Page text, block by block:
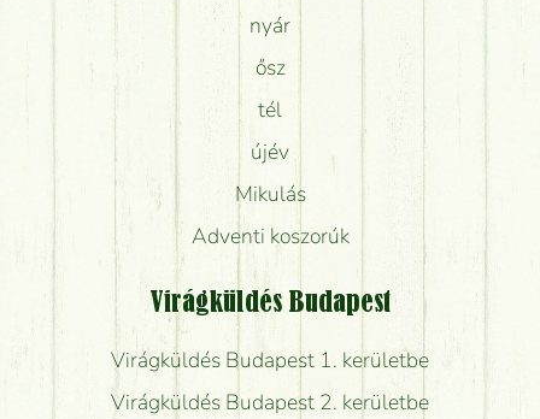
nyár
ősz
tél
újév
Mikulás
Adventi koszorúk
Virágküldés Budapest
Virágküldés Budapest 1. kerületbe
Virágküldés Budapest 2. kerületbe